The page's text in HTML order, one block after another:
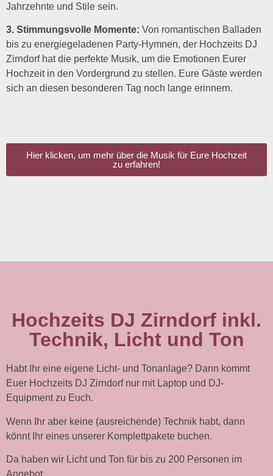
Jahrzehnte und Stile sein.
3. Stimmungsvolle Momente: Von romantischen Balladen
bis zu energiegeladenen Party-Hymnen, der Hochzeits DJ
Zirndorf hat die perfekte Musik, um die Emotionen Eurer
Hochzeit in den Vordergrund zu stellen. Eure Gäste werden
sich an diesen besonderen Tag noch lange erinnern.
Hier klicken, um mehr über die Musik für Eure Hochzeit
zu erfahren!
Hochzeits DJ Zirndorf inkl.
Technik, Licht und Ton
Habt Ihr eine eigene Licht- und Tonanlage? Dann kommt
Euer Hochzeits DJ Zirndorf nur mit Laptop und DJ-
Equipment zu Euch.
Wenn Ihr aber keine (ausreichende) Technik habt, dann
könnt Ihr eines unserer Komplettpakete buchen.
Da haben wir Licht und Ton für bis zu 200 Personen im